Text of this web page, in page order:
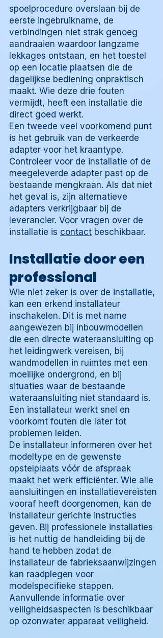
spoelprocedure overslaan bij de
eerste ingebruikname, de
verbindingen niet strak genoeg
aandraaien waardoor langzame
lekkages ontstaan, en het toestel
op een locatie plaatsen die de
dagelijkse bediening onpraktisch
maakt. Wie deze drie fouten
vermijdt, heeft een installatie die
direct goed werkt.
Een tweede veel voorkomend punt
is het gebruik van de verkeerde
adapter voor het kraantype.
Controleer voor de installatie of de
meegeleverde adapter past op de
bestaande mengkraan. Als dat niet
het geval is, zijn alternatieve
adapters verkrijgbaar bij de
leverancier. Voor vragen over de
installatie is contact beschikbaar.
Installatie door een
professional
Wie niet zeker is over de installatie,
kan een erkend installateur
inschakelen. Dit is met name
aangewezen bij inbouwmodellen
die een directe wateraansluiting op
het leidingwerk vereisen, bij
wandmodellen in ruimtes met een
moeilijke ondergrond, en bij
situaties waar de bestaande
wateraansluiting niet standaard is.
Een installateur werkt snel en
voorkomt fouten die later tot
problemen leiden.
De installateur informeren over het
modeltype en de gewenste
opstelplaats vóór de afspraak
maakt het werk efficiënter. Wie alle
aansluitingen en installatievereisten
vooraf heeft doorgenomen, kan de
installateur gerichte instructies
geven. Bij professionele installaties
is het nuttig de handleiding bij de
hand te hebben zodat de
installateur de fabrieksaanwijzingen
kan raadplegen voor
modelspecifieke stappen.
Aanvullende informatie over
veiligheidsaspecten is beschikbaar
op ozonwater apparaat veiligheid.